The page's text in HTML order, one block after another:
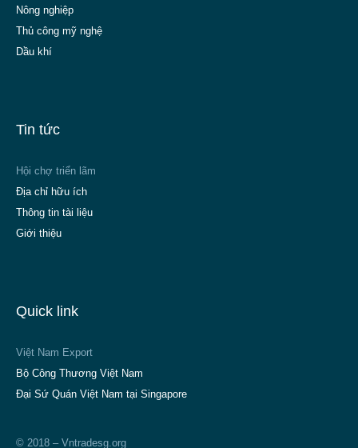
Nông nghiệp
Thủ công mỹ nghệ
Dầu khí
Tin tức
Hội chợ triển lãm
Địa chỉ hữu ích
Thông tin tài liệu
Giới thiệu
Quick link
Việt Nam Export
Bộ Công Thương Việt Nam
Đại Sứ Quán Việt Nam tại Singapore
© 2018 – Vntradesg.org